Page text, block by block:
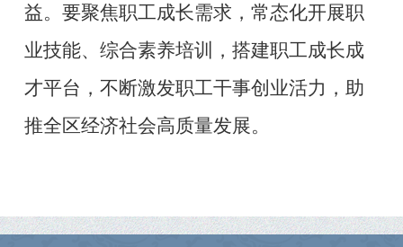
益。要聚焦职工成长需求，常态化开展职
业技能、综合素养培训，搭建职工成长成
才平台，不断激发职工干事创业活力，助
推全区经济社会高质量发展。